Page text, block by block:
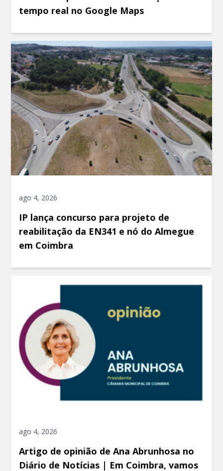
tempo real no Google Maps
ago 4, 2026
IP lança concurso para projeto de
reabilitação da EN341 e nó do Almegue
em Coimbra
ago 4, 2026
Artigo de opinião de Ana Abrunhosa no
Diário de Notícias | Em Coimbra, vamos